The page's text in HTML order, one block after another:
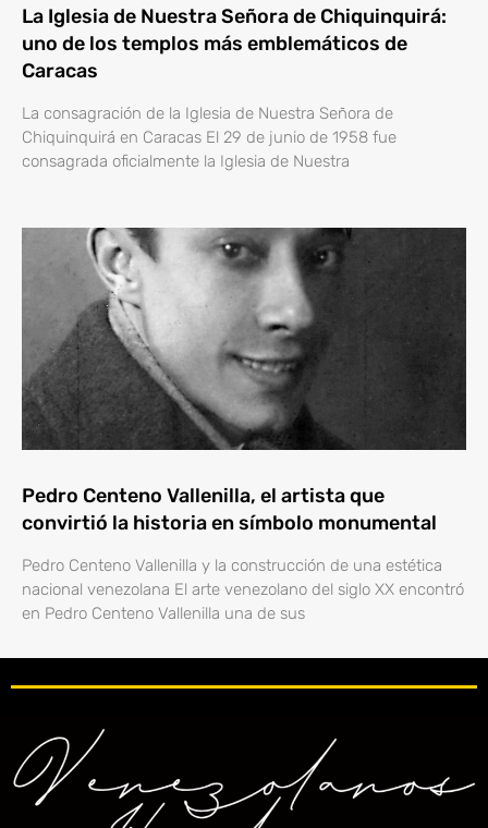
La Iglesia de Nuestra Señora de Chiquinquirá:
uno de los templos más emblemáticos de
Caracas
La consagración de la Iglesia de Nuestra Señora de
Chiquinquirá en Caracas El 29 de junio de 1958 fue
consagrada oficialmente la Iglesia de Nuestra
Pedro Centeno Vallenilla, el artista que
convirtió la historia en símbolo monumental
Pedro Centeno Vallenilla y la construcción de una estética
nacional venezolana El arte venezolano del siglo XX encontró
en Pedro Centeno Vallenilla una de sus